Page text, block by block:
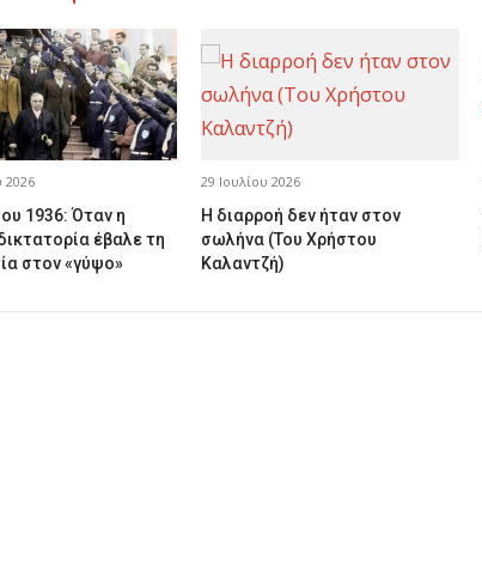
2026
1936: Όταν η
έβαλε τη
στον «γύψο»
29 Ιουλίου 2026
Η διαρροή δεν ήταν στον
σωλήνα (Του Χρήστου
Καλαντζή)